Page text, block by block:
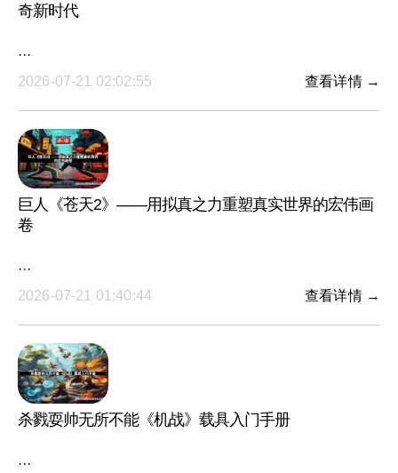
奇新时代
···
2026-07-21 02:02:55
查看详情 →
巨人《苍天2》——用拟真之力重塑真实世界的宏伟画
卷
···
2026-07-21 01:40:44
查看详情 →
杀戮耍帅无所不能《机战》载具入门手册
···